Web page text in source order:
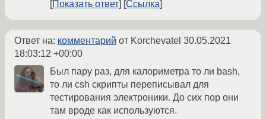
Показать ответ
Ссылка
Ответ на: комментарий от Korchevatel 30.05.2021
18:03:12 +00:00
Был пару раз, для калориметра то ли bash,
то ли csh скрипты переписывал для
тестирования электроники. До сих пор они
там вроде как используются.